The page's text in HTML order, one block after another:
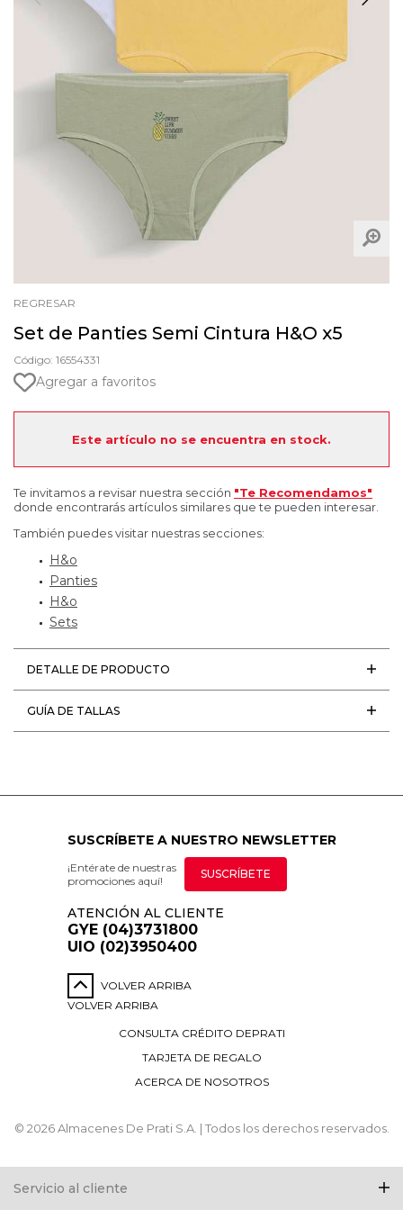
REGRESAR
Set de Panties Semi Cintura H&O x5
Código: 16554331
Agregar a favoritos
Este artículo no se encuentra en stock.
Te invitamos a revisar nuestra sección "Te Recomendamos"
donde encontrarás artículos similares que te pueden interesar.
También puedes visitar nuestras secciones:
H&o
Panties
H&o
Sets
DETALLE DE PRODUCTO
GUÍA DE TALLAS
SUSCRÍBETE A NUESTRO NEWSLETTER
¡Entérate de nuestras
promociones aquí!
SUSCRÍBETE
ATENCIÓN AL CLIENTE
GYE (04)3731800
UIO (02)3950400
VOLVER ARRIBA
VOLVER ARRIBA
Servicio al cliente
CONSULTA CRÉDITO DEPRATI
TARJETA DE REGALO
ACERCA DE NOSOTROS
© 2026 Almacenes De Prati S.A. | Todos los derechos reservados.